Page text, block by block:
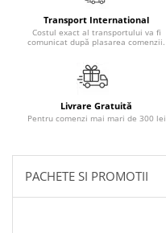
Povesti ilustrate
Povesti - Basme - Legende
Realitatea Augmentata
ScienceConnection
Transport International
Costul exact al transportului va fi
comunicat după plasarea comenzii.
Livrare Gratuită
Pentru comenzi mai mari de 300 lei
PACHETE SI PROMOTII